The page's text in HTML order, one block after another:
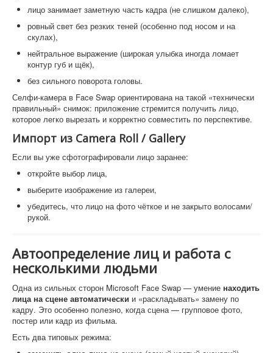
лицо занимает заметную часть кадра (не слишком далеко),
ровный свет без резких теней (особенно под носом и на
скулах),
нейтральное выражение (широкая улыбка иногда ломает
контур губ и щёк),
без сильного поворота головы.
Селфи-камера в Face Swap ориентирована на такой «технически
правильный» снимок: приложение стремится получить лицо,
которое легко вырезать и корректно совместить по перспективе.
Импорт из Camera Roll / Gallery
Если вы уже сфотографировали лицо заранее:
откройте выбор лица,
выберите изображение из галереи,
убедитесь, что лицо на фото чёткое и не закрыто волосами/
рукой.
Автоопределение лиц и работа с
несколькими людьми
Одна из сильных сторон Microsoft Face Swap — умение находить
лица на сцене автоматически и «раскладывать» замену по
кадру. Это особенно полезно, когда сцена — групповое фото,
постер или кадр из фильма.
Есть два типовых режима: